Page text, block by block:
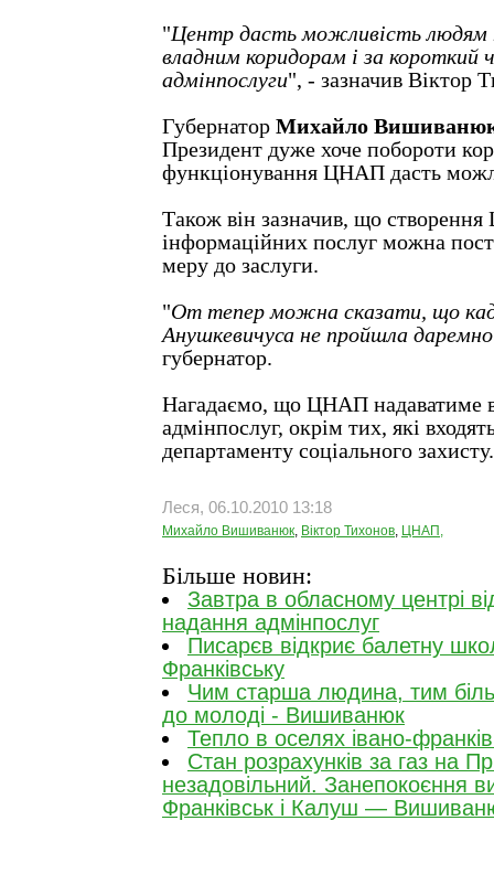
"Центр дасть можливість людям
владним коридорам і за короткий
адмінпослуги", - зазначив Віктор
Губернатор Михайло
Президент дуже хоче побороти
функціонування ЦНАП дасть
Також він зазначив, що
інформаційних послуг можна
меру до заслуги.
"От тепер можна сказати, що
Анушкевичуса не пройшла даремно
губернатор.
Нагадаємо, що ЦНАП надаватиме
адмінпослуг, окрім тих, які
департаменту соціального захисту.
Леся, 06.10.2010 13:18
Михайло Вишиванюк, Віктор Тихонов, ЦНАП,
Більше новин:
Завтра в обласному центрі
надання адмінпослуг
Писарєв відкриє балетну
Франківську
Чим старша людина, тим
до молоді - Вишиванюк
Тепло в оселях івано-
Стан розрахунків за газ на
незадовільний. Занепокоєння
Франківськ і Калуш —